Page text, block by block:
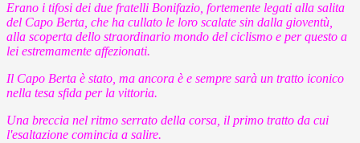
Erano i tifosi dei due fratelli Bonifazio, fortemente legati alla salita
del Capo Berta, che ha cullato le loro scalate sin dalla gioventù,
alla scoperta dello straordinario mondo del ciclismo e per questo a
lei estremamente affezionati.
Il Capo Berta è stato, ma ancora è e sempre sarà un tratto iconico
nella tesa sfida per la vittoria.
Una breccia nel ritmo serrato della corsa, il primo tratto da cui
l'esaltazione comincia a salire.